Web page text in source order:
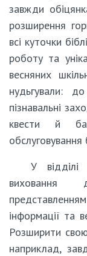
завжди
розширення
всі куточки
роботу та
весняних
нудьгували:
пізнавальні
квести й
обслуговування
У
виховання
інформації та
Розширити свою
наприклад,